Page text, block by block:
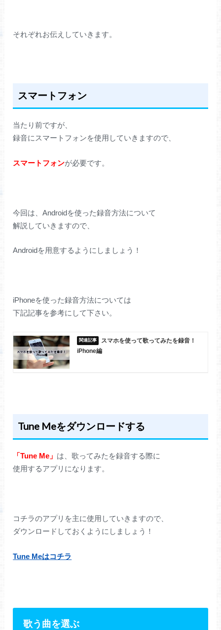
それぞれお伝えしていきます。
スマートフォン
当たり前ですが、
録音にスマートフォンを使用していきますので、
スマートフォンが必要です。
今回は、Androidを使った録音方法について
解説していきますので、
Androidを用意するようにしましょう！
iPhoneを使った録音方法については
下記記事を参考にして下さい。
スマホを使って歌ってみたを録音！
iPhone編
Tune Meをダウンロードする
「Tune Me」 は、歌ってみたを録音する際に
使用するアプリになります。
コチラのアプリを主に使用していきますので、
ダウンロードしておくようにしましょう！
Tune Meはコチラ
歌う曲を選ぶ